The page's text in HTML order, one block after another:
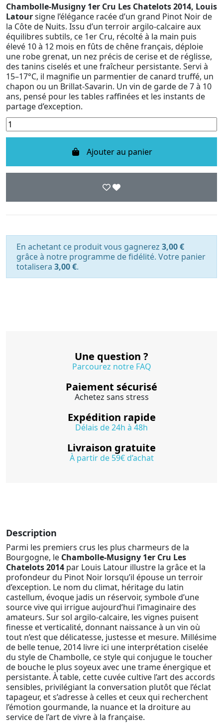
Chambolle-Musigny 1er Cru Les Chatelots 2014, Louis
Latoursigne l’élégance racée d’un grand Pinot Noir de
la Côte de Nuits. Issu d’un terroir argilo-calcaire aux
équilibres subtils, ce 1er Cru, récolté à la main puis
élevé 10 à 12 mois en fûts de chêne français, déploie
une robe grenat, un nez précis de cerise et de réglisse,
des tanins ciselés et une fraîcheur persistante. Servi à
15–17°C, il magnifie un parmentier de canard truffé, un
chapon ou un Brillat-Savarin. Un vin de garde de 7 à 10
ans, pensé pour les tables raffinées et les instants de
partage d’exception.
Ajouter au panier
En achetant ce produit vous gagnerez 3,00 €
grâce à notre programme de fidélité. Votre panier
totalisera 3,00 €.
Une question ?
Parcourez notre FAQ
Paiement sécurisé
Achetez sans stress
Expédition rapide
Délais de 24h à 48h
Livraison gratuite
À partir de 59€ d’achat
Description
Parmi les premiers crus les plus charmeurs de la
Bourgogne, le Chambolle-Musigny 1er Cru Les
Chatelots 2014 par Louis Latour illustre la grâce et la
profondeur du Pinot Noir lorsqu’il épouse un terroir
d’exception. Le nom du climat, héritage du latin
castellum, évoque jadis un réservoir, symbole d’une
source vive qui irrigue aujourd’hui l’imaginaire des
amateurs. Sur sol argilo-calcaire, les vignes puisent
finesse et verticalité, donnant naissance à un vin où
tout n’est que délicatesse, justesse et mesure. Millésime
de belle tenue, 2014 livre ici une interprétation ciselée
du style de Chambolle, ce style qui conjugue le toucher
de bouche le plus soyeux avec une trame énergique et
persistante. À table, cette cuvée cultive l’art des accords
sensibles, privilégiant la conversation plutôt que l’éclat
tapageur, et s’adresse à celles et ceux qui recherchent
l’émotion gourmande, la nuance et la droiture au
service de l’art de vivre à la française.